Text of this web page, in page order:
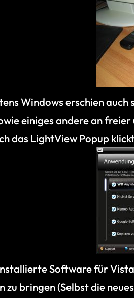
Windows erschien
einiges andere an
das LightView Popup
Software für
zu bringen (Selbst die